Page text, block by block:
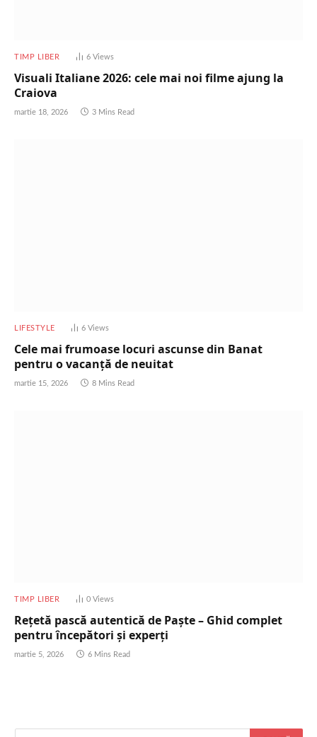
TIMP LIBER 6 Views
Visuali Italiane 2026: cele mai noi filme ajung la
Craiova
martie 18, 2026 3 Mins Read
LIFESTYLE 6 Views
Cele mai frumoase locuri ascunse din Banat
pentru o vacanță de neuitat
martie 15, 2026 8 Mins Read
TIMP LIBER 0 Views
Rețetă pască autentică de Paște – Ghid complet
pentru începători și experți
martie 5, 2026 6 Mins Read